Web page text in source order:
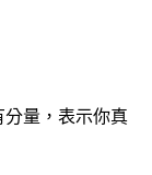
分量，表示你真